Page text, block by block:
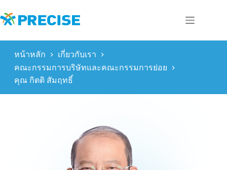
to
content
หน้าหลัก
เกี่ยวกับเรา
คณะกรรมการบริษัทและคณะกรรมการย่อย
คุณ กิตติ สัมฤทธิ์